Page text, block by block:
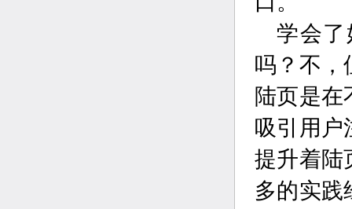
学会了
吗？不，
陆页是在
吸引用户
提升着陆
多的实践